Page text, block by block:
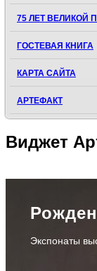
75 ЛЕТ ВЕЛИКОЙ
ГОСТЕВАЯ КНИГА
КАРТА САЙТА
АРТЕФАКТ
Виджет
Экспонаты